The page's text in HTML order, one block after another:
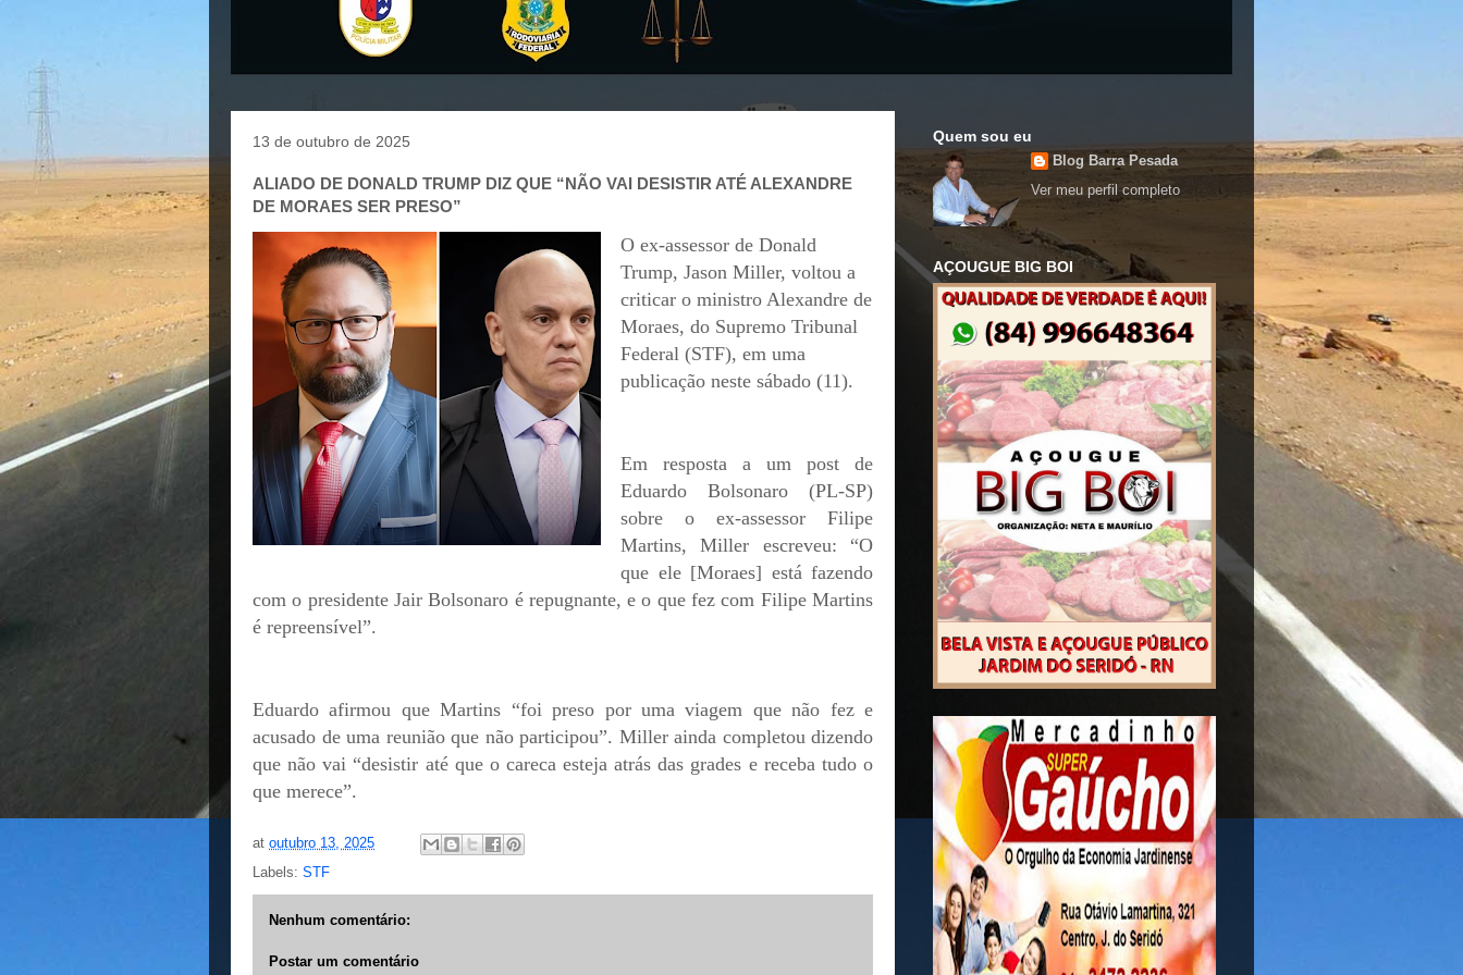
13 de outubro de 2025
ALIADO DE DONALD TRUMP DIZ QUE “NÃO VAI DESISTIR ATÉ ALEXANDRE
DE MORAES SER PRESO”
O ex-assessor de Donald
Trump, Jason Miller, voltou a
criticar o ministro Alexandre de
Moraes, do Supremo Tribunal
Federal (STF), em uma
publicação neste sábado (11).
Em resposta a um post de
Eduardo Bolsonaro (PL-SP)
sobre o ex-assessor Filipe
Martins, Miller escreveu: “O
que ele [Moraes] está fazendo
com o presidente Jair Bolsonaro é repugnante, e o que fez com Filipe Martins
é repreensível”.
Eduardo afirmou que Martins “foi preso por uma viagem que não fez e
acusado de uma reunião que não participou”. Miller ainda completou dizendo
que não vai “desistir até que o careca esteja atrás das grades e receba tudo o
que merece”.
at outubro 13, 2025
Labels: STF
Nenhum comentário:
Postar um comentário
Quem sou eu
Blog Barra Pesada
Ver meu perfil completo
AÇOUGUE BIG BOI